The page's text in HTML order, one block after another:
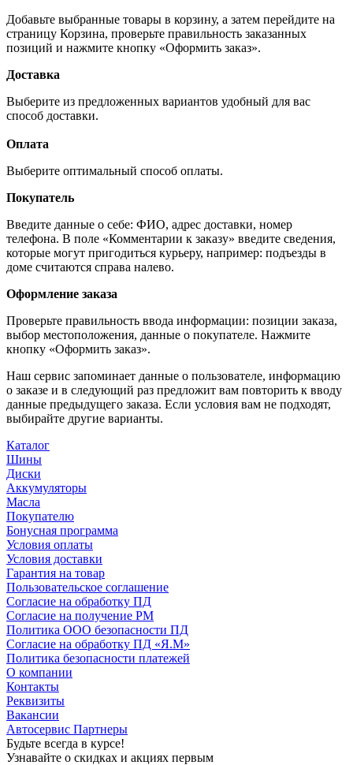
Добавьте выбранные товары в корзину, а затем перейдите на
страницу Корзина, проверьте правильность заказанных
позиций и нажмите кнопку «Оформить заказ».
Доставка
Выберите из предложенных вариантов удобный для вас
способ доставки.
Оплата
Выберите оптимальный способ оплаты.
Покупатель
Введите данные о себе: ФИО, адрес доставки, номер
телефона. В поле «Комментарии к заказу» введите сведения,
которые могут пригодиться курьеру, например: подъезды в
доме считаются справа налево.
Оформление заказа
Проверьте правильность ввода информации: позиции заказа,
выбор местоположения, данные о покупателе. Нажмите
кнопку «Оформить заказ».
Наш сервис запоминает данные о пользователе, информацию
о заказе и в следующий раз предложит вам повторить к вводу
данные предыдущего заказа. Если условия вам не подходят,
выбирайте другие варианты.
Каталог
Шины
Диски
Аккумуляторы
Масла
Покупателю
Бонусная программа
Условия оплаты
Условия доставки
Гарантия на товар
Пользовательское соглашение
Согласие на обработку ПД
Согласие на получение РМ
Политика ООО безопасности ПД
Согласие на обработку ПД «Я.М»
Политика безопасности платежей
О компании
Контакты
Реквизиты
Вакансии
Автосервис Партнеры
Будьте всегда в курсе!
Узнавайте о скидках и акциях первым